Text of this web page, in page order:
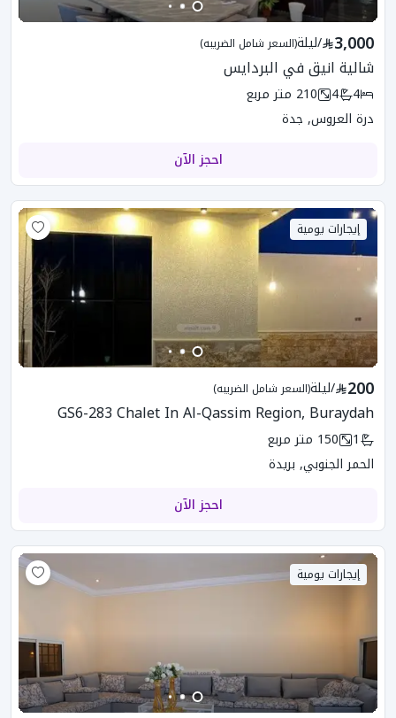
3,000
/ليلة(السعر شامل الضريبه)
شالية انيق في البردايس
4
4
210 متر مربع
درة العروس, جدة
احجز الآن
إيجارات يومية
200
/ليلة(السعر شامل الضريبه)
GS6-283 Chalet In Al-Qassim Region, Buraydah
1
150 متر مربع
الحمر الجنوبي, بريدة
احجز الآن
إيجارات يومية